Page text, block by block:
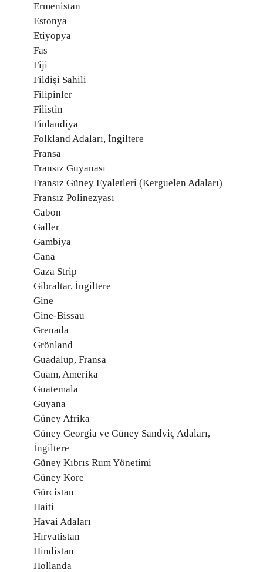
Ermenistan
Estonya
Etiyopya
Fas
Fiji
Fildişi Sahili
Filipinler
Filistin
Finlandiya
Folkland Adaları, İngiltere
Fransa
Fransız Guyanası
Fransız Güney Eyaletleri (Kerguelen Adaları)
Fransız Polinezyası
Gabon
Galler
Gambiya
Gana
Gaza Strip
Gibraltar, İngiltere
Gine
Gine-Bissau
Grenada
Grönland
Guadalup, Fransa
Guam, Amerika
Guatemala
Guyana
Güney Afrika
Güney Georgia ve Güney Sandviç Adaları,
İngiltere
Güney Kıbrıs Rum Yönetimi
Güney Kore
Gürcistan
Haiti
Havai Adaları
Hırvatistan
Hindistan
Hollanda